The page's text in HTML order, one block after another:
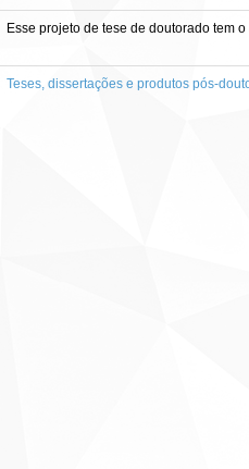
Esse projeto de tese de doutorado tem
Teses, dissertações e produtos pós-